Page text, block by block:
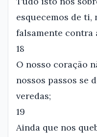
esquecemos de ti,
falsamente contra
18
O nosso coração
nossos passos se
veredas;
19
Ainda que nos